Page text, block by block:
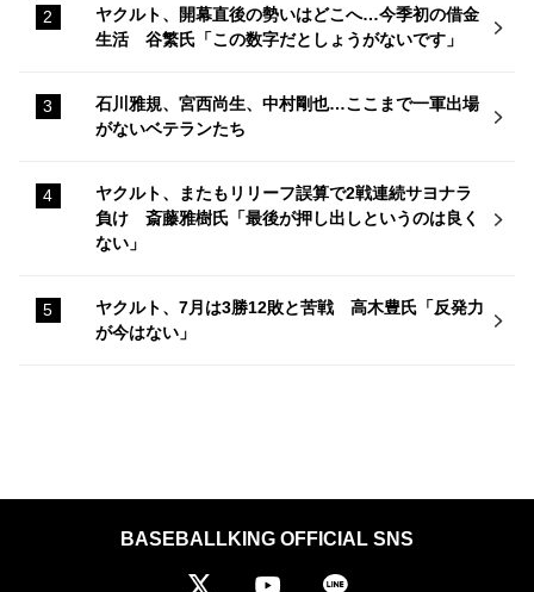
ヤクルト、開幕直後の勢いはどこへ…今季初の借金
生活 谷繁氏「この数字だとしょうがないです」
石川雅規、宮西尚生、中村剛也…ここまで一軍出場
がないベテランたち
ヤクルト、またもリリーフ誤算で2戦連続サヨナラ
負け 斎藤雅樹氏「最後が押し出しというのは良く
ない」
ヤクルト、7月は3勝12敗と苦戦 高木豊氏「反発力
が今はない」
BASEBALLKING OFFICIAL SNS